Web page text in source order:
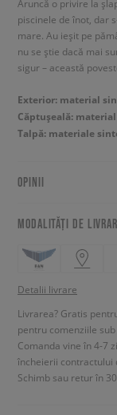
Aruncă o privire la
piscinele de înot, dar
mare. Au ieșit pe
nu se știe dacă mai
sigur – această
Exterior: material
Căptușeală:
Talpă: materiale
OPINII
MODALITĂȚI DE
Detalii livrare
Livrarea? Gratis
pentru comenziile
Comanda vine în 4-7
încheierii contractului
Schimb sau retur în